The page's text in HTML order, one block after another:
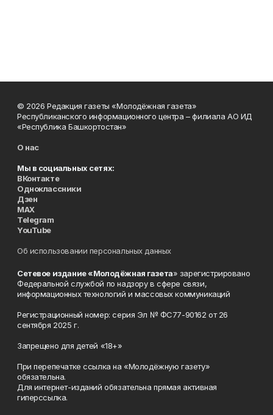
© 2026 Редакция газеты «Молодёжная газета»
Республиканского информационного центра – филиала АО ИД
«Республика Башкортостан»
О нас
Мы в социальных сетях:
ВКонтакте
Одноклассники
Дзен
MAX
Telegram
YouTube
Об использовании персональных данных
Сетевое издание «Молодёжная газета» зарегистрировано
Федеральной службой по надзору в сфере связи,
информационных технологий и массовых коммуникаций
Регистрационный номер: серия Эл № ФС77-90162 от 26
сентября 2025 г.
Запрещено для детей «18+»
При перепечатке ссылка на «Молодёжную газету»
обязательна.
Для интернет-изданий обязательна прямая активная
гиперссылка.